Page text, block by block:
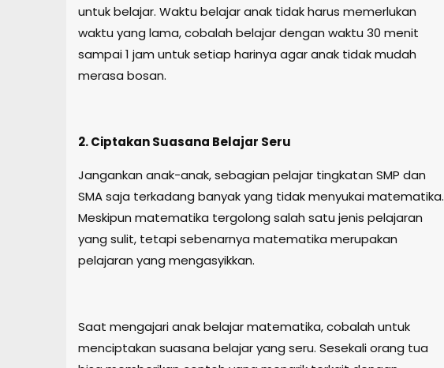
untuk belajar. Waktu belajar anak tidak harus memerlukan
waktu yang lama, cobalah belajar dengan waktu 30 menit
sampai 1 jam untuk setiap harinya agar anak tidak mudah
merasa bosan.
2. Ciptakan Suasana Belajar Seru
Jangankan anak-anak, sebagian pelajar tingkatan SMP dan
SMA saja terkadang banyak yang tidak menyukai matematika.
Meskipun matematika tergolong salah satu jenis pelajaran
yang sulit, tetapi sebenarnya matematika merupakan
pelajaran yang mengasyikkan.
Saat mengajari anak belajar matematika, cobalah untuk
menciptakan suasana belajar yang seru. Sesekali orang tua